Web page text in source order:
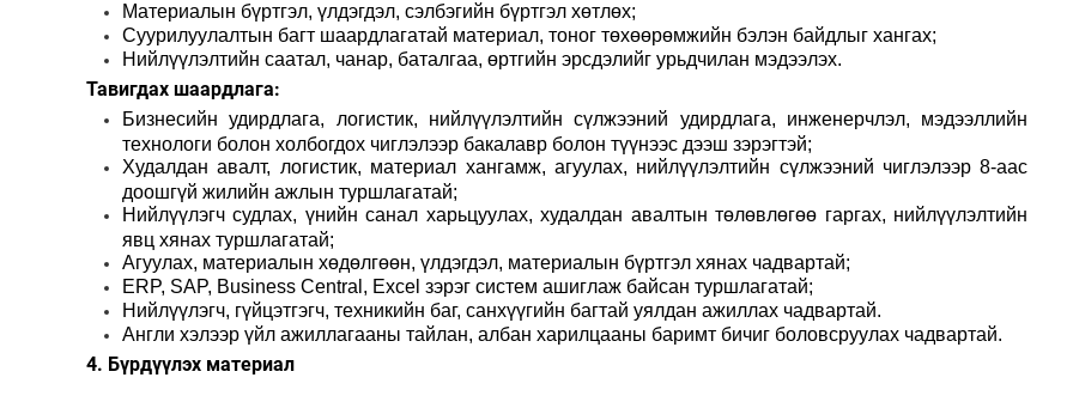
Материалын бүртгэл, үлдэгдэл, сэлбэгийн бүртгэл хөтлөх;
Суурилуулалтын багт шаардлагатай материал, тоног төхөөрөмжийн бэлэн байдлыг хангах;
Нийлүүлэлтийн саатал, чанар, баталгаа, өртгийн эрсдэлийг урьдчилан мэдээлэх.
Тавигдах шаардлага:
Бизнесийн удирдлага, логистик, нийлүүлэлтийн сүлжээний удирдлага, инженерчлэл, мэдээллийн
технологи болон холбогдох чиглэлээр бакалавр болон түүнээс дээш зэрэгтэй;
Худалдан авалт, логистик, материал хангамж, агуулах, нийлүүлэлтийн сүлжээний чиглэлээр 8-аас
доошгүй жилийн ажлын туршлагатай;
Нийлүүлэгч судлах, үнийн санал харьцуулах, худалдан авалтын төлөвлөгөө гаргах, нийлүүлэлтийн
явц хянах туршлагатай;
Агуулах, материалын хөдөлгөөн, үлдэгдэл, материалын бүртгэл хянах чадвартай;
ERP, SAP, Business Central, Excel зэрэг систем ашиглаж байсан туршлагатай;
Нийлүүлэгч, гүйцэтгэгч, техникийн баг, санхүүгийн багтай уялдан ажиллах чадвартай.
Англи хэлээр үйл ажиллагааны тайлан, албан харилцааны баримт бичиг боловсруулах чадвартай.
4. Бүрдүүлэх материал